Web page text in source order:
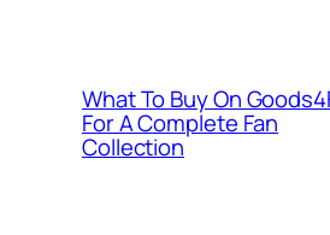
What To Buy On
For A Complete Fan
Collection